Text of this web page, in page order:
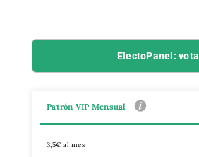
ElectoPanel: vota
Patrón VIP Mensual
3,5€ al mes